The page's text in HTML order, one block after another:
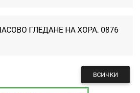
ГЛЕДАНЕ НА ХОРА. 0876
ВСИЧКИ